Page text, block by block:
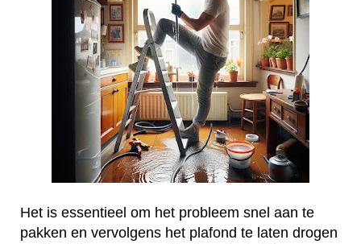
Het is essentieel om het probleem snel aan te
pakken en vervolgens het plafond te laten drogen